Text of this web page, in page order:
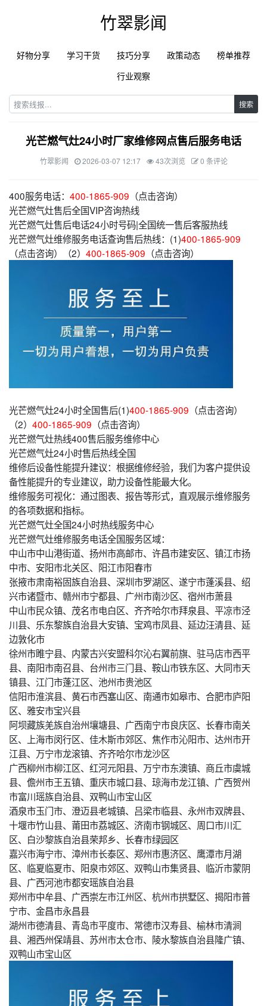
竹翠影闻
好物分享 学习干货 技巧分享 政策动态
榜单推荐
行业观察
搜索
光芒燃气灶24小时厂家维修网点售后服务电话
竹翠影闻 2026-03-07 12:17 43次浏览 0 条评论
400服务电话： 400-1865-909 （点击咨询）
光芒燃气灶售后全国VIP咨询热线
光芒燃气灶售后电话24小时号码|全国统一售后客服热线
光芒燃气灶维修服务电话查询售后热线：(1)400-1865-909
（点击咨询）（2） 400-1865-909 （点击咨询）
光芒燃气灶24小时全国售后(1)400-1865-909 （点击咨询）
（2） 400-1865-909 （点击咨询）
光芒燃气灶热线400售后服务维修中心
光芒燃气灶24小时售后热线全国
维修后设备性能提升建议：根据维修经验，我们为客户提供设
备性能提升的专业建议，助力设备性能最大化。
维修服务可视化：通过图表、报告等形式，直观展示维修服务
的各项数据和指标。
光芒燃气灶全国24小时热线服务中心
光芒燃气灶维修服务电话全国服务区域：
中山市中山港街道、扬州市高邮市、许昌市建安区、镇江市扬
中市、安阳市北关区、阳江市阳春市
张掖市肃南裕固族自治县、深圳市罗湖区、遂宁市蓬溪县、绍
兴市诸暨市、赣州市宁都县、广州市南沙区、宿州市萧县
中山市民众镇、茂名市电白区、齐齐哈尔市拜泉县、平凉市泾
川县、乐东黎族自治县大安镇、宝鸡市凤县、延边汪清县、延
边敦化市
徐州市睢宁县、内蒙古兴安盟科尔沁右翼前旗、驻马店市西平
县、南阳市南召县、台州市三门县、鞍山市铁东区、大同市天
镇县、江门市蓬江区、池州市贵池区
信阳市淮滨县、黄石市西塞山区、南通市如皋市、合肥市庐阳
区、雅安市宝兴县
阿坝藏族羌族自治州壤塘县、广西南宁市良庆区、长春市南关
区、上海市闵行区、佳木斯市郊区、焦作市沁阳市、达州市开
江县、万宁市龙滚镇、齐齐哈尔市龙沙区
广西柳州市柳江区、红河元阳县、万宁市东澳镇、商丘市虞城
县、儋州市王五镇、重庆市城口县、琼海市龙江镇、广西贺州
市富川瑶族自治县、双鸭山市宝山区
酒泉市玉门市、澄迈县老城镇、吕梁市临县、永州市双牌县、
十堰市竹山县、莆田市荔城区、济南市钢城区、周口市川汇
区、白沙黎族自治县荣邦乡、长春市绿园区
嘉兴市海宁市、漳州市长泰区、郑州市惠济区、鹰潭市月湖
区、临夏临夏市、阳泉市郊区、双鸭山市集贤县、临沂市蒙阴
县、广西河池市都安瑶族自治县
郑州市中牟县、广西崇左市江州区、杭州市拱墅区、揭阳市普
宁市、金昌市永昌县
湖州市德清县、青岛市平度市、常德市汉寿县、榆林市清涧
县、湘西州保靖县、苏州市太仓市、陵水黎族自治县隆广镇、
双鸭山市宝山区